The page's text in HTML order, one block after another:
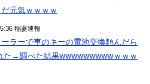
元気ｗｗｗｗ
稲妻速報
ーラーで車のキーの電池交換頼んだら
た→調べた結果wwwwwwwwwｗｗｗ